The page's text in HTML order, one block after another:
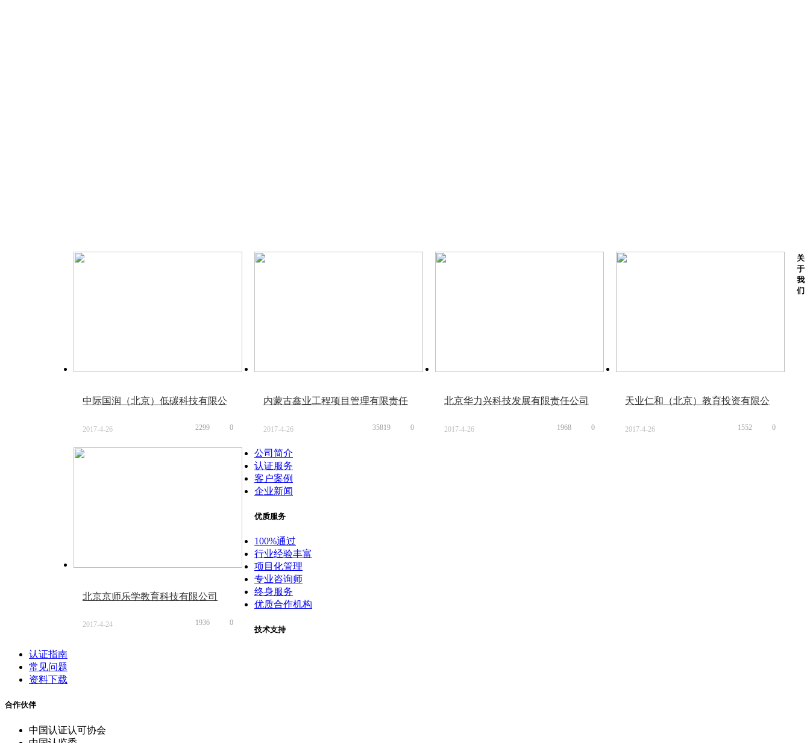
中际国润（北京）低碳科技有限公
2017-4-26
2299 0
内蒙古鑫业工程项目管理有限责任
2017-4-26
35819 0
北京华力兴科技发展有限责任公司
2017-4-26
1968 0
天业仁和（北京）教育投资有限公
2017-4-26
1552 0
北京京师乐学教育科技有限公司
2017-4-24
1936 0
关
于
我
们
公司简介
认证服务
客户案例
企业新闻
优质服务
100%通过
行业经验丰富
项目化管理
专业咨询师
终身服务
优质合作机构
技术支持
认证指南
常见问题
资料下载
合作伙伴
中国认证认可协会